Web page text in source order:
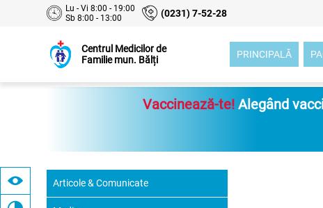
Lu - Vi 8:00 - 19:00
Sb 8:00 - 13:00
(0231) 7-52-28
Centrul Medicilor de
Familie mun. Bălți
PRINCIPALĂ
Vaccinează-te! Alegând
Articole & Comunicate